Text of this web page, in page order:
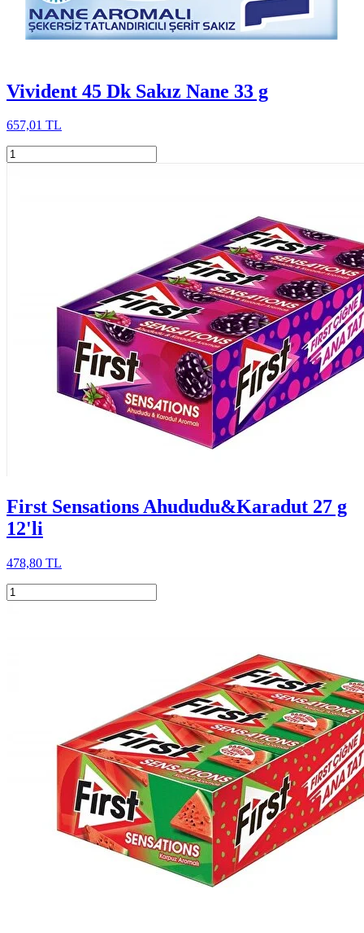
Vivident 45 Dk Sakız Nane 33 g
657,01 TL
First Sensations Ahududu&Karadut 27 g
12'li
478,80 TL